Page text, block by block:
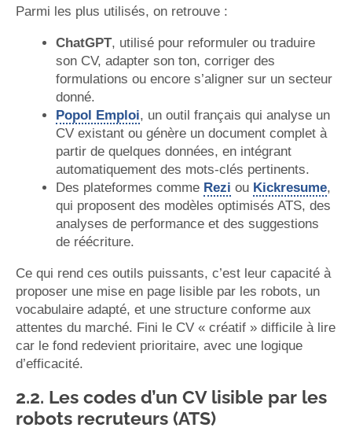
Parmi les plus utilisés, on retrouve :
ChatGPT, utilisé pour reformuler ou traduire
son CV, adapter son ton, corriger des
formulations ou encore s’aligner sur un secteur
donné.
Popol Emploi, un outil français qui analyse un
CV existant ou génère un document complet à
partir de quelques données, en intégrant
automatiquement des mots-clés pertinents.
Des plateformes comme Rezi ou Kickresume,
qui proposent des modèles optimisés ATS, des
analyses de performance et des suggestions
de réécriture.
Ce qui rend ces outils puissants, c’est leur capacité à
proposer une mise en page lisible par les robots, un
vocabulaire adapté, et une structure conforme aux
attentes du marché. Fini le CV « créatif » difficile à lire
car le fond redevient prioritaire, avec une logique
d’efficacité.
2.2. Les codes d’un CV lisible par les
robots recruteurs (ATS)